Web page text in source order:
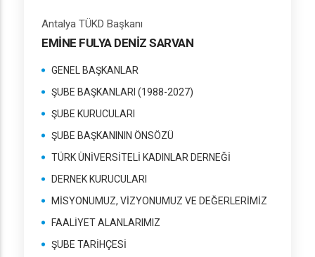
Antalya TÜKD Başkanı
EMİNE FULYA DENİZ SARVAN
GENEL BAŞKANLAR
ŞUBE BAŞKANLARI (1988-2027)
ŞUBE KURUCULARI
ŞUBE BAŞKANININ ÖNSÖZÜ
TÜRK ÜNİVERSİTELİ KADINLAR DERNEĞİ
DERNEK KURUCULARI
MİSYONUMUZ, VİZYONUMUZ VE DEĞERLERİMİZ
FAALİYET ALANLARIMIZ
ŞUBE TARİHÇESİ